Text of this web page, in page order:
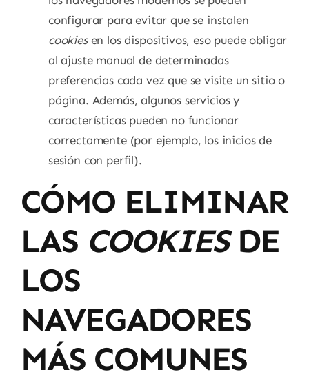
configurar para evitar que se instalen
cookies en los dispositivos, eso puede obligar
al ajuste manual de determinadas
preferencias cada vez que se visite un sitio o
página. Además, algunos servicios y
características pueden no funcionar
correctamente (por ejemplo, los inicios de
sesión con perfil).
CÓMO ELIMINAR
LAS COOKIESDE
LOS
NAVEGADORES
MÁS COMUNES